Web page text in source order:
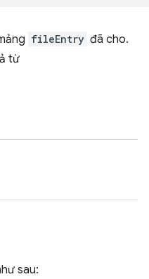
fileEntry đã cho.
từ
sau: